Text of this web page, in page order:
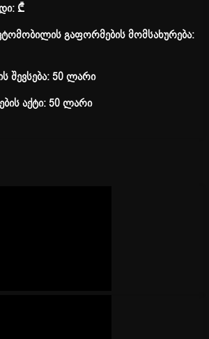
₾
გაფორმების მომსახურება:
შევსება: 50 ლარი
აქტი: 50 ლარი